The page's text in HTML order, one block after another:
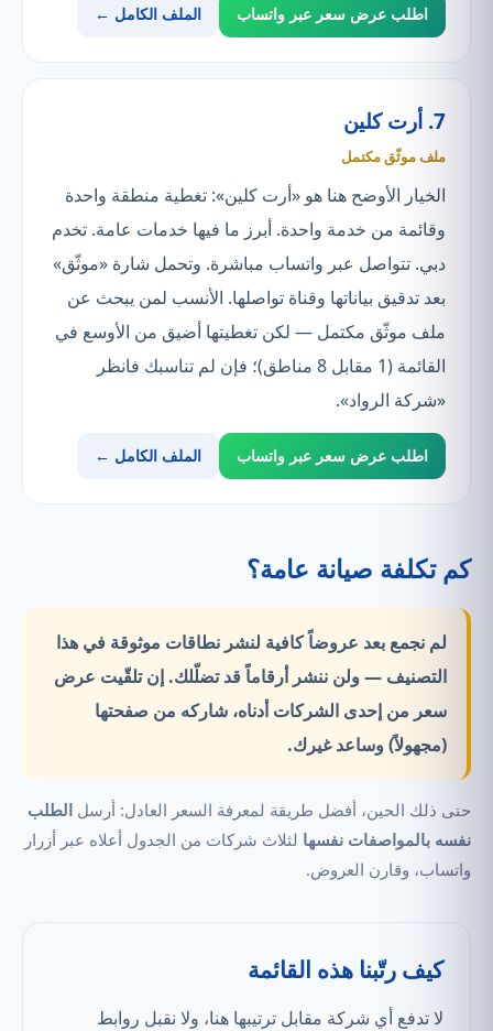
اطلب عرض سعر عبر واتساب الملف الكامل ←
7. أرت كلين
ملف موثّق مكتمل
الخيار الأوضح هنا هو «أرت كلين»: تغطية منطقة واحدة
وقائمة من خدمة واحدة. أبرز ما فيها خدمات عامة. تخدم
دبي. تتواصل عبر واتساب مباشرة. وتحمل شارة «موثّق»
بعد تدقيق بياناتها وقناة تواصلها. الأنسب لمن يبحث عن
ملف موثّق مكتمل — لكن تغطيتها أضيق من الأوسع في
القائمة (1 مقابل 8 مناطق)؛ فإن لم تناسبك فانظر
«شركة الرواد».
اطلب عرض سعر عبر واتساب الملف الكامل ←
كم تكلفة صيانة عامة؟
لم نجمع بعد عروضاً كافية لنشر نطاقات موثوقة في هذا
التصنيف —ولن ننشر أرقاماً قد تضلّلك. إن تلقّيت عرض
سعر من إحدى الشركات أدناه، شاركه من صفحتها
(مجهولاً) وساعد غيرك.
حتى ذلك الحين، أفضل طريقة لمعرفة السعر العادل: أرسل الطلب
نفسه بالمواصفات نفسها لثلاث شركات من الجدول أعلاه عبر أزرار
واتساب، وقارن العروض.
كيف رتّبنا هذه القائمة
لا تدفع أي شركة مقابل ترتيبها هنا، ولا نقبل روابط